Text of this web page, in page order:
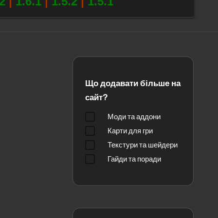
Що додавати більше на
сайт?
Моди та аддони
Карти для гри
Текстури та шейдери
Гайди та поради